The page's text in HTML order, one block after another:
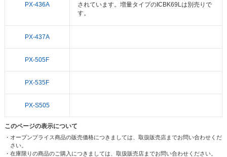
PX-436A
されています。増量タイプのICBK69Lは別売りで
す。
PX-437A
PX-505F
PX-535F
PX-S505
このページの表示について
・オープンプライス商品の販売価格につきましては、取扱販売店までお問い合わせくだ
さい。
・在庫限りの商品のご購入につきましては、取扱販売店までお問い合わせください。